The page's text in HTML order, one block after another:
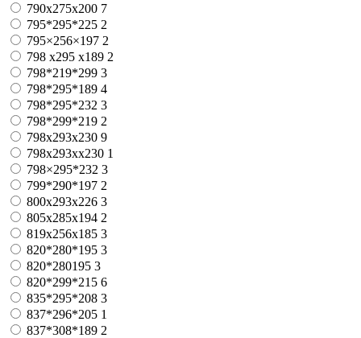
790х275х200 7
795*295*225 2
795×256×197 2
798 x295 x189 2
798*219*299 3
798*295*189 4
798*295*232 3
798*299*219 2
798x293x230 9
798x293xx230 1
798×295*232 3
799*290*197 2
800x293x226 3
805x285x194 2
819x256x185 3
820*280*195 3
820*280195 3
820*299*215 6
835*295*208 3
837*296*205 1
837*308*189 2